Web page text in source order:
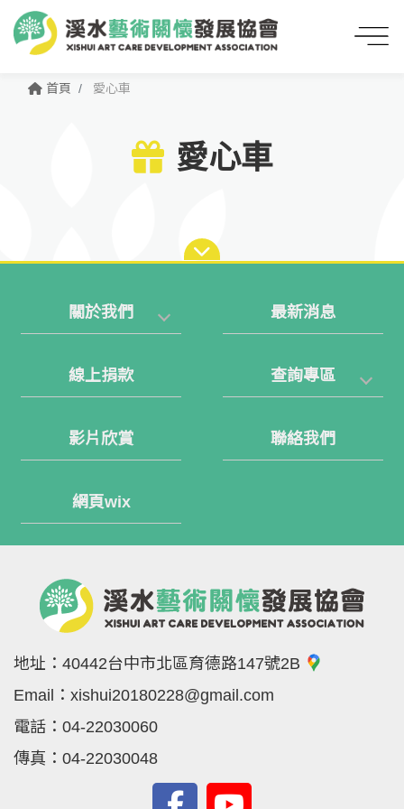
首頁 愛心車
愛心車
關於我們 最新消息
線上捐款 查詢專區
影片欣賞 聯絡我們
網頁wix
地址： 40442台中市北區育德路147號2B
Email： xishui20180228@gmail.com
電話： 04-22030060
傳真： 04-22030048